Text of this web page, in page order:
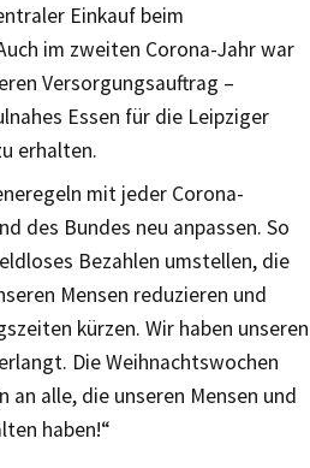
Einkauf beim
im zweiten Corona-Jahr war
Versorgungsauftrag –
Essen für die Leipziger
erhalten.
mit jeder Corona-
des Bundes neu anpassen. So
Bezahlen umstellen, die
Mensen reduzieren und
kürzen. Wir haben unseren
Die Weihnachtswochen
an alle, die unseren Mensen und
haben!“